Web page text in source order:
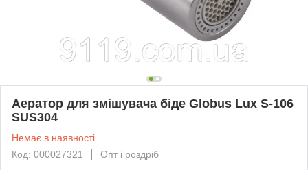
Аератор для змішувача біде Globus Lux S-106
SUS304
Немає в наявності
Код: 000027321
Опт і роздріб